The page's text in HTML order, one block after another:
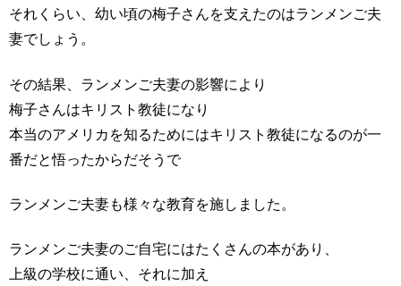
それくらい、幼い頃の梅子さんを支えたのはランメンご夫
妻でしょう。
その結果、ランメンご夫妻の影響により
梅子さんはキリスト教徒になり
本当のアメリカを知るためにはキリスト教徒になるのが一
番だと悟ったからだそうで
ランメンご夫妻も様々な教育を施しました。
ランメンご夫妻のご自宅にはたくさんの本があり、
上級の学校に通い、それに加え